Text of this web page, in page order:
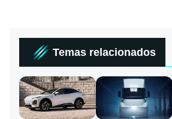
Temas relacionados